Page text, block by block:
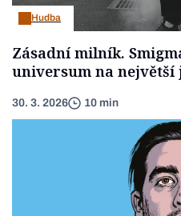
Hudba
Zásadní milník.
universum na největší
30. 3. 2026 10 min